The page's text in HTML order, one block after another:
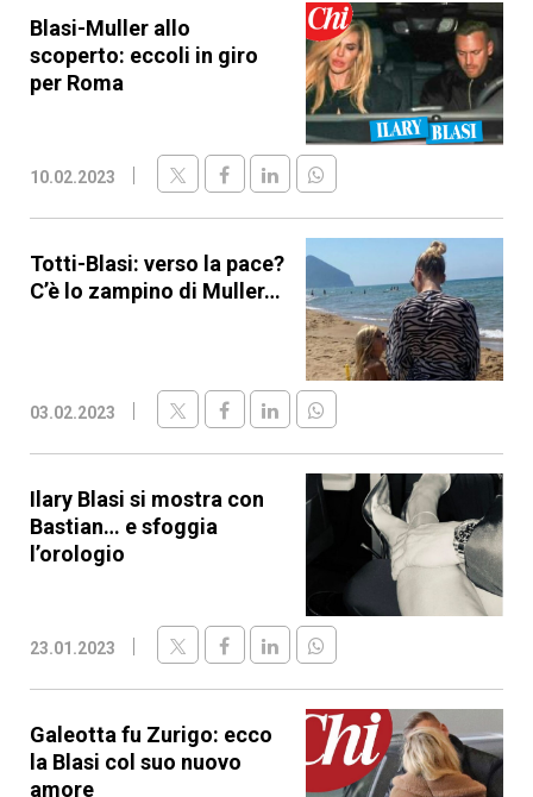
Blasi-Muller allo
scoperto: eccoli in giro
per Roma
10.02.2023
Totti-Blasi: verso la pace?
C’è lo zampino di Muller…
03.02.2023
Ilary Blasi si mostra con
Bastian… e sfoggia
l’orologio
23.01.2023
Galeotta fu Zurigo: ecco
la Blasi col suo nuovo
amore